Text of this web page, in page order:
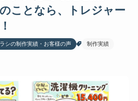
ことなら、トレジャー
シの制作実績・お客様の声 制作実績